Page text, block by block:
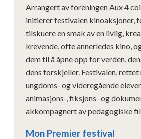
Arrangert av foreningen Aux 4
initierer festivalen kinoaksjoner,
tilskuere en smak av en livlig,
krevende, ofte annerledes kino,
dem til å åpne opp for verden,
dens forskjeller. Festivalen, rettet
ungdoms- og videregående
animasjons-, fiksjons- og
akkompagnert av pedagogiske
Mon Premier festival